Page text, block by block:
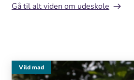
Gå til alt viden om udeskole
Vild mad